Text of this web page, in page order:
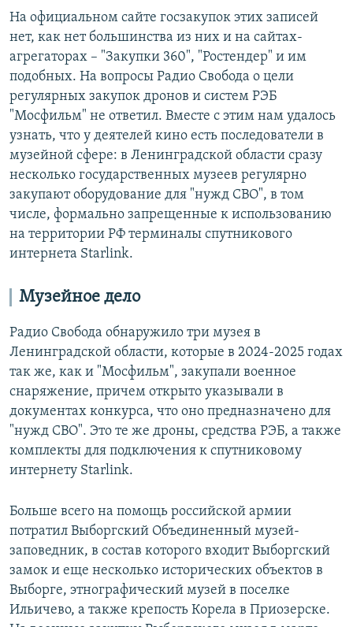
На официальном сайте госзакупок этих записей
нет, как нет большинства из них и на сайтах-
агрегаторах – "Закупки 360", "Ростендер" и им
подобных. На вопросы Радио Свобода о цели
регулярных закупок дронов и систем РЭБ
"Мосфильм" не ответил. Вместе с этим нам удалось
узнать, что у деятелей кино есть последователи в
музейной сфере: в Ленинградской области сразу
несколько государственных музеев регулярно
закупают оборудование для "нужд СВО", в том
числе, формально запрещенные к использованию
на территории РФ терминалы спутникового
интернета Starlink.
Музейное дело
Радио Свобода обнаружило три музея в
Ленинградской области, которые в 2024-2025 годах
так же, как и "Мосфильм", закупали военное
снаряжение, причем открыто указывали в
документах конкурса, что оно предназначено для
"нужд СВО". Это те же дроны, средства РЭБ, а также
комплекты для подключения к спутниковому
интернету Starlink.
Больше всего на помощь российской армии
потратил Выборгский Объединенный музей-
заповедник, в состав которого входит Выборгский
замок и еще несколько исторических объектов в
Выборге, этнографический музей в поселке
Ильичево, а также крепость Корела в Приозерске.